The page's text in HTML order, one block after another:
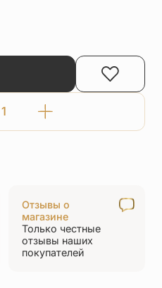
Количество
камнями
КРСЭ
Отзывы о
магазине
Только честные
отзывы наших
покупателей